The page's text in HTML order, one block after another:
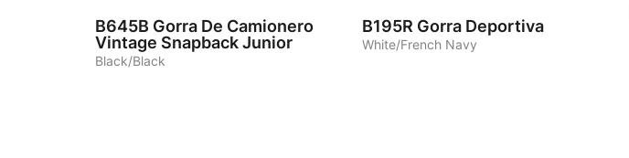
B645B Gorra De Camionero
Vintage Snapback Junior
Black/Black
B195R Gorra Deportiva
White/French Navy